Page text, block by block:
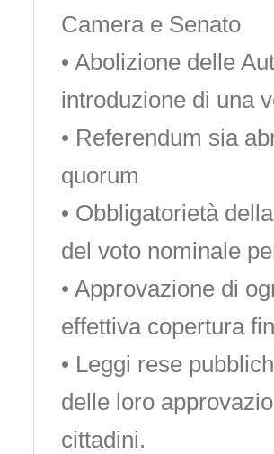
Camera e Senato
• Abolizione delle
introduzione di una
• Referendum sia
quorum
• Obbligatorietà
del voto nominale
• Approvazione di
effettiva copertura
• Leggi rese
delle loro
cittadini.